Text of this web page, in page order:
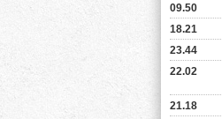
09.50
18.21
23.44
22.02
21.18